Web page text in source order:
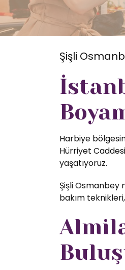
Şişli
Harbiye
Hürriyet
yaşatıyoruz.
Şişli Osmanbey
bakım